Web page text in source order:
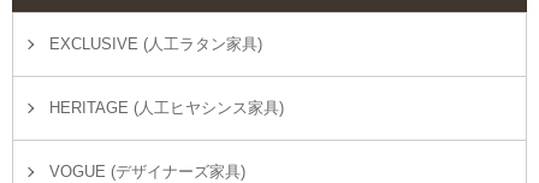
EXCLUSIVE (人工ラタン家具)
HERITAGE (人工ヒヤシンス家具)
VOGUE (デザイナーズ家具)